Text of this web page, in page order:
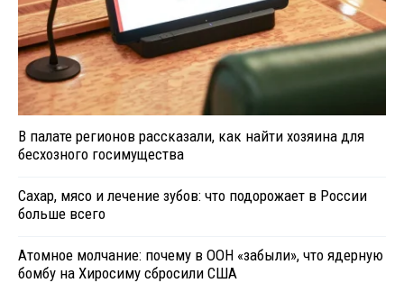
В палате регионов рассказали, как найти хозяина для
бесхозного госимущества
Сахар, мясо и лечение зубов: что подорожает в России
больше всего
Атомное молчание: почему в ООН «забыли», что ядерную
бомбу на Хиросиму сбросили США